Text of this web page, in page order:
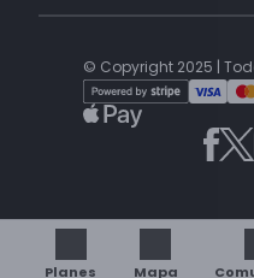
© Copyright 2025 |
Planes Mapa